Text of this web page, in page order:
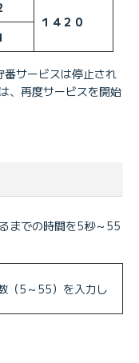
１４２０
サービスは停止され
、再度サービスを開始
までの時間を5秒～55
（5～55）を入力し